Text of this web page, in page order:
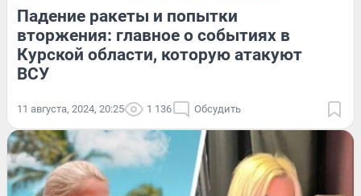
Падение ракеты и попытки
вторжения: главное о событиях в
Курской области, которую атакуют
ВСУ
11 августа, 2024, 20:25 1 136 Обсудить